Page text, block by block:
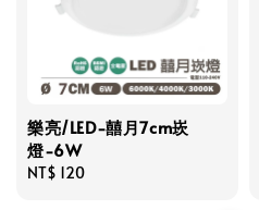
樂亮/LED-囍月7cm崁
燈-6W
Regular
NT$ 120